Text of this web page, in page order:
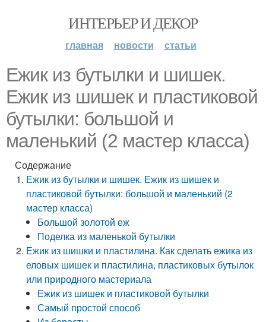
ИНТЕРЬЕР И ДЕКОР
главная новости статьи
Ежик из бутылки и шишек.
Ежик из шишек и пластиковой
бутылки: большой и
маленький (2 мастер класса)
Содержание
Ежик из бутылки и шишек. Ежик из шишек и
пластиковой бутылки: большой и маленький (2
мастер класса)
Большой золотой еж
Поделка из маленькой бутылки
Ежик из шишки и пластилина. Как сделать ежика из
еловых шишек и пластилина, пластиковых бутылок
или природного мастериала
Ежик из шишек и пластиковой бутылки
Самый простой способ